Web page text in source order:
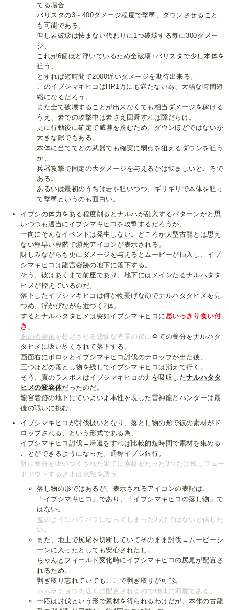
てる場合
バリスタの3～400ダメージ程度で撃墜、ダウンさせること
も可能である。
但し岩破壊は怯まない代わりに1つ破壊する毎に300ダメー
ジ、
これが6個ほど浮いているため全破壊+バリスタで少し本体を
狙う、
とすれば短時間で2000近いダメージを期待出来る。
このイブシマキヒコはHP1万にも満たない為、大幅な時間短
縮になるだろう。
また全て破壊することが出来なくても相当ダメージを稼げる
うえ、岩での攻撃中は岩さえ回避すれば隙だらけ。
更に行動後に確定で威嚇を挟むため、ダウンほどではないが
大きな隙でもある。
本体に当ててどの武器でも確実に弱点を狙えるダウンを狙う
か、
兵器攻撃で固定の大ダメージを与えるかは悩ましいところで
ある。
あるいは最初のうちは岩を狙いつつ、ギリギリで本体を狙っ
て撃墜というのも面白い。
イブシの体力をある程度削るとナルハが乱入するパターンかと思
いつつも適当にイブシマキヒコを攻撃するだろうが、
一向にそんなイベントは発生しない。どころか大型古龍とは思え
ない程早い段階で瀕死アイコンが表示される。
訝しみながらも更にダメージを与えるとムービーが挿入し、イブ
シマキヒコは龍宮砦跡の地下に落下する。
そう、彼はあくまで前座であり、地下にはメインたるナルハタタ
ヒメが控えているのだ。
落下したイブシマキヒコは何か物憂げな顔でナルハタタヒメを見
つめ、浮かびながら近づく2体。
するとナルハタタヒメは突如イブシマキヒコに 思いっきり食い付
き
あの恐妻家 を想起させる悲惨な光景の後に 全ての養分をナルハタ
タヒメに吸い尽くされて落下する。
画面右にポロッとイブシマキヒコ討伐のテロップが出た後、
三つほどの落とし物を残してイブシマキヒコは消えて行く。
そう、真のラスボスはイブシマキヒコの力を吸収したナルハタタ
ヒメの変容体だったのだ。
龍宮砦跡の地下にていよいよ本性を現した雷神龍とハンターは最
後の戦いに挑む。
イブシマキヒコが討伐扱いとなり、落とし物の形で彼の素材がド
ロップされる、という形式である為、
イブシマキヒコ討伐→帰還をすれば比較的短時間で素材を集める
ことができるようになった。通称イブシ銀行。
対に養分を吸いつくされた果てに素材をたった3つだけ残しフェー
ドアウトするさまは哀愁を誘う
落し物の形ではあるが、表示されるアイコンの表記は、
「イブシマキヒコ」であり、「イブシマキヒコの落し物」で
はない。
彼のようにバラバラになってしまったわけではないと信じた
い。
また、地上で尻尾を切断していてそのまま討伐→ムービーシ
ーンに入ったとしても安心されたし。
ちゃんとフィールド変化時にイブシマキヒコの尻尾が配置さ
れるため、
剥ぎ取り忘れていてもここで剥ぎ取りが可能。
ホムラチョウの近くに配置されるので地味に邪魔である。
一応は討伐という形で素材を得られるわけだが、本作の古龍